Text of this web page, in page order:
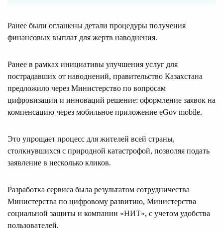
Ранее были оглашены детали процедуры получения
финансовых выплат для жертв наводнения.
Ранее в рамках инициативы улучшения услуг для
пострадавших от наводнений, правительство Казахстана
предложило через Министерство по вопросам
цифровизации и инноваций решение: оформление заявок на
компенсацию через мобильное приложение eGov mobile.
Это упрощает процесс для жителей всей страны,
столкнувшихся с природной катастрофой, позволяя подать
заявление в несколько кликов.
Разработка сервиса была результатом сотрудничества
Министерства по цифровому развитию, Министерства
социальной защиты и компании «НИТ», с учетом удобства
пользователей.